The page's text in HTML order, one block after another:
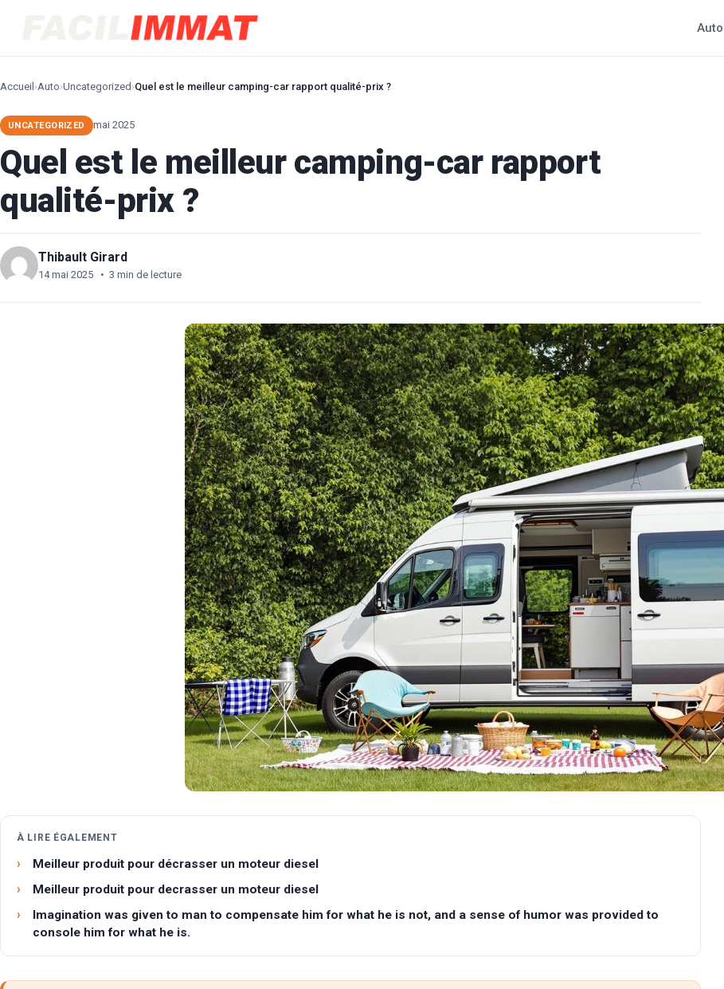
Auto
Accueil ›Auto›Uncategorized ›Quel est le meilleur camping-car rapport qualité-prix ?
UNCATEGORIZED mai 2025
Quel est le meilleur camping-car rapport
qualité-prix ?
Thibault Girard
14 mai 2025 • 3 min de lecture
À LIRE ÉGALEMENT
Meilleur produit pour décrasser un moteur diesel
Meilleur produit pour decrasser un moteur diesel
Imagination was given to man to compensate him for what he is not, and a sense of humor was provided to
console him for what he is.